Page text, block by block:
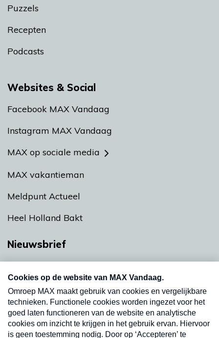
Puzzels
Recepten
Podcasts
Websites & Social
Facebook MAX Vandaag
Instagram MAX Vandaag
MAX op sociale media
MAX vakantieman
Meldpunt Actueel
Heel Holland Bakt
Nieuwsbrief
nieuwsbrief. Elke vrijdag- en dinsdagochtend in
uw mailbox.
Verzend